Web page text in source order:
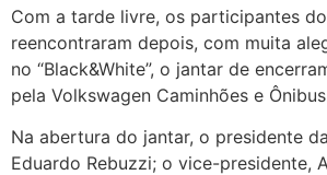
Com a tarde livre, os participantes
reencontraram depois, com muita
no “Black&White”, o jantar de
pela Volkswagen Caminhões e
Na abertura do jantar, o presidente
Eduardo Rebuzzi; o vice-presidente,